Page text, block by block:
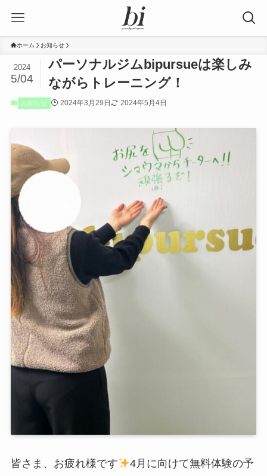
ホーム お知らせ
パーソナルジムbipursueは楽しみ
ながらトレーニング！
2024
5/04
お知らせ 2024年3月29日 2024年5月4日
皆さま、お疲れ様です
4月に向けて無料体験の予